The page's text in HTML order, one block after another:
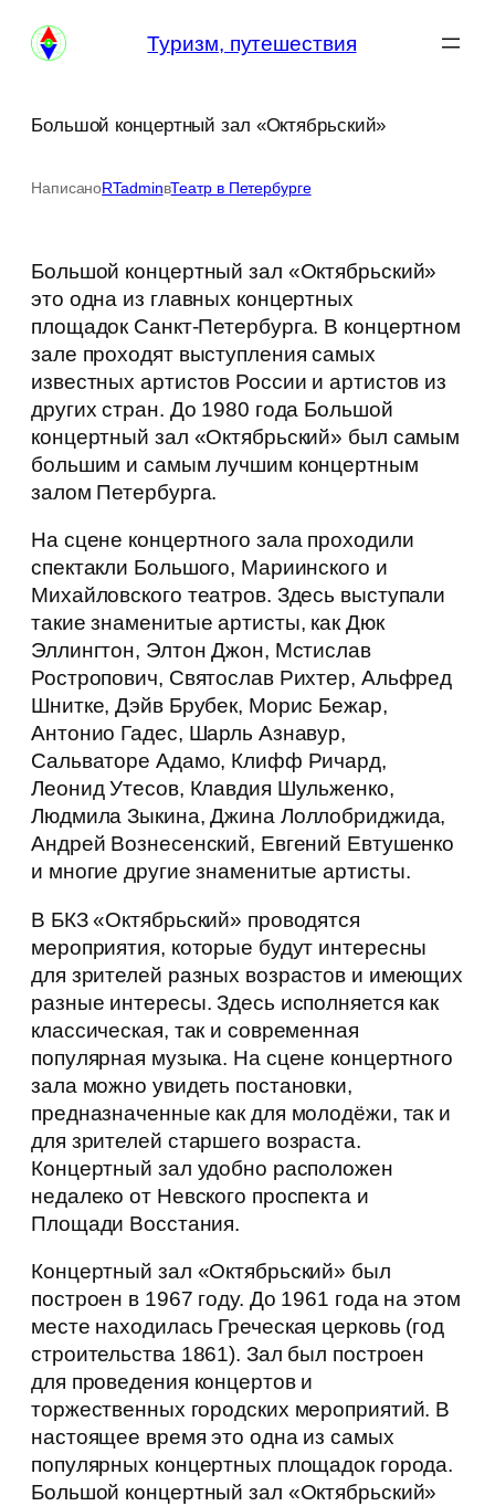
Перейти
Туризм, путешествия
Большой концертный зал «Октябрьский»
НаписаноRTadminвТеатр в Петербурге
Большой концертный зал «Октябрьский»
это одна из главных концертных
площадок Санкт-Петербурга. В концертном
зале проходят выступления самых
известных артистов России и артистов из
других стран. До 1980 года Большой
концертный зал «Октябрьский» был самым
большим и самым лучшим концертным
залом Петербурга.
На сцене концертного зала проходили
спектакли Большого, Мариинского и
Михайловского театров. Здесь выступали
такие знаменитые артисты, как Дюк
Эллингтон, Элтон Джон, Мстислав
Ростропович, Святослав Рихтер, Альфред
Шнитке, Дэйв Брубек, Морис Бежар,
Антонио Гадес, Шарль Азнавур,
Сальваторе Адамо, Клифф Ричард,
Леонид Утесов, Клавдия Шульженко,
Людмила Зыкина, Джина Лоллобриджида,
Андрей Вознесенский, Евгений Евтушенко
и многие другие знаменитые артисты.
В БКЗ «Октябрьский» проводятся
мероприятия, которые будут интересны
для зрителей разных возрастов и имеющих
разные интересы. Здесь исполняется как
классическая, так и современная
популярная музыка. На сцене концертного
зала можно увидеть постановки,
предназначенные как для молодёжи, так и
для зрителей старшего возраста.
Концертный зал удобно расположен
недалеко от Невского проспекта и
Площади Восстания.
Концертный зал «Октябрьский» был
построен в 1967 году. До 1961 года на этом
месте находилась Греческая церковь (год
строительства 1861). Зал был построен
для проведения концертов и
торжественных городских мероприятий. В
настоящее время это одна из самых
популярных концертных площадок города.
Большой концертный зал «Октябрьский»